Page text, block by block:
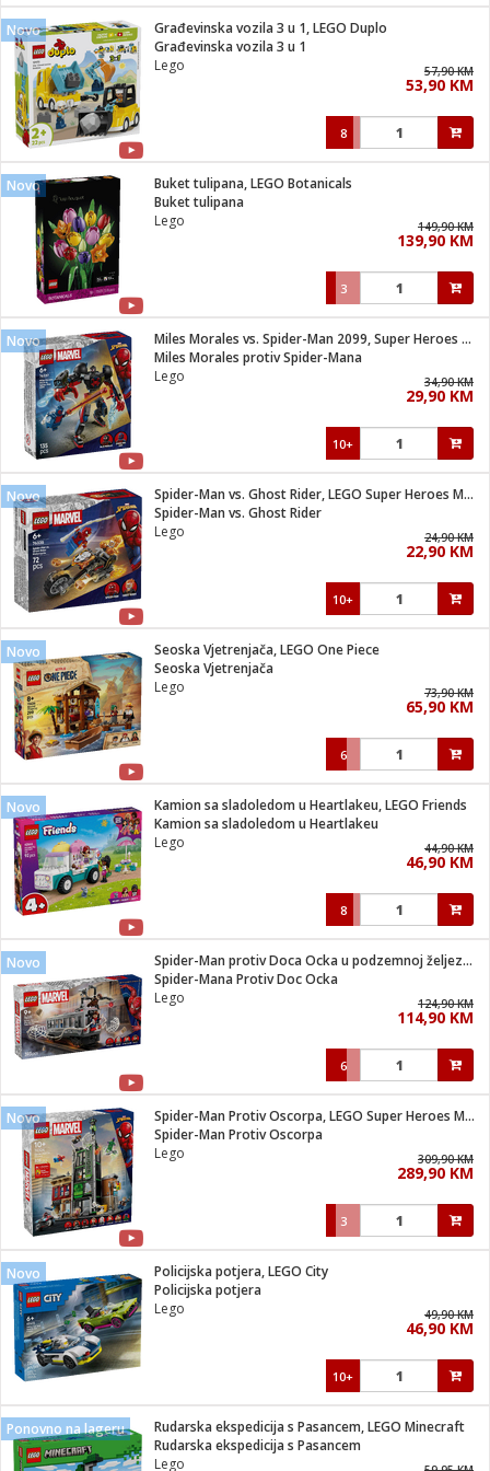
metar
aparati
mesa
kafu
ostalo
pribor
pribor
Vitrine
Sušilica
/ Zdravlje
za kosu
brijanje
program
pribor
tuš
materijal
i kutije
i oprema
zraka
gorivo
100
brave
Novo
Građevinska vozila 3 u 1, LEGO Duplo
Građevinska vozila 3 u 1
Lego
57,90 KM
53,90 KM
8
Novo
Buket tulipana, LEGO Botanicals
Buket tulipana
Lego
149,90 KM
139,90 KM
3
Novo
Miles Morales vs. Spider-Man 2099, Super Heroes Marvel
Miles Morales protiv Spider-Mana
Lego
34,90 KM
29,90 KM
10+
Novo
Spider-Man vs. Ghost Rider, LEGO Super Heroes Marvel
Spider-Man vs. Ghost Rider
Lego
24,90 KM
22,90 KM
10+
Novo
Seoska Vjetrenjača, LEGO One Piece
Seoska Vjetrenjača
Lego
73,90 KM
65,90 KM
6
Novo
Kamion sa sladoledom u Heartlakeu, LEGO Friends
Kamion sa sladoledom u Heartlakeu
Lego
44,90 KM
46,90 KM
8
Novo
Spider-Man protiv Doca Ocka u podzemnoj željeznici
Spider-Mana Protiv Doc Ocka
Lego
124,90 KM
114,90 KM
6
Novo
Spider-Man Protiv Oscorpa, LEGO Super Heroes Marvel
Spider-Man Protiv Oscorpa
Lego
309,90 KM
289,90 KM
3
Novo
Policijska potjera, LEGO City
Policijska potjera
Lego
49,90 KM
46,90 KM
10+
Ponovno na lageru
Rudarska ekspedicija s Pasancem, LEGO Minecraft
Rudarska ekspedicija s Pasancem
Lego